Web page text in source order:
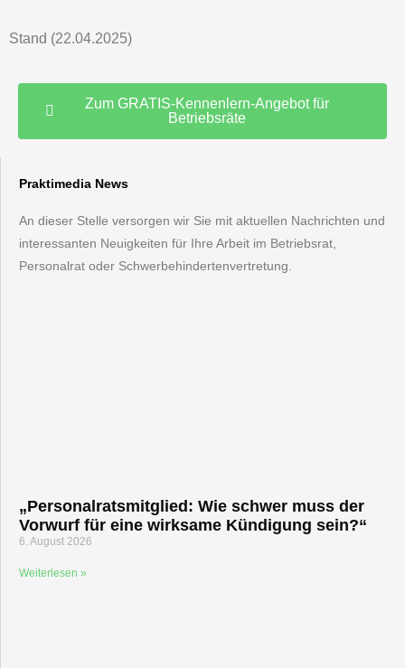
Stand (22.04.2025)
Zum GRATIS-Kennenlern-Angebot für
Betriebsräte
Praktimedia News
An dieser Stelle versorgen wir Sie mit aktuellen Nachrichten und
interessanten Neuigkeiten für Ihre Arbeit im Betriebsrat,
Personalrat oder Schwerbehindertenvertretung.
„Personalratsmitglied: Wie schwer muss der
Vorwurf für eine wirksame Kündigung sein?“
6. August 2026
Weiterlesen »